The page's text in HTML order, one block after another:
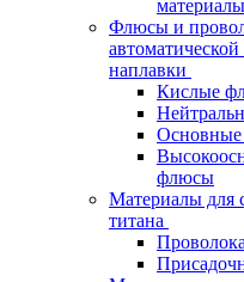
материалы
Флюсы и
наплавки
Кислые
флюсы
Материалы для
титана